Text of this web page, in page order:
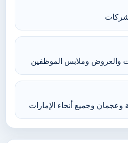
والعروض وملابس الموظفين
وعجمان وجميع أنحاء الإمارات